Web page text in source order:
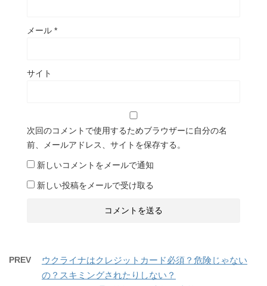
メール *
サイト
次回のコメントで使用するためブラウザーに自分の名
前、メールアドレス、サイトを保存する。
新しいコメントをメールで通知
新しい投稿をメールで受け取る
PREV
ウクライナはクレジットカード必須？危険じゃない
の？スキミングされたりしない？